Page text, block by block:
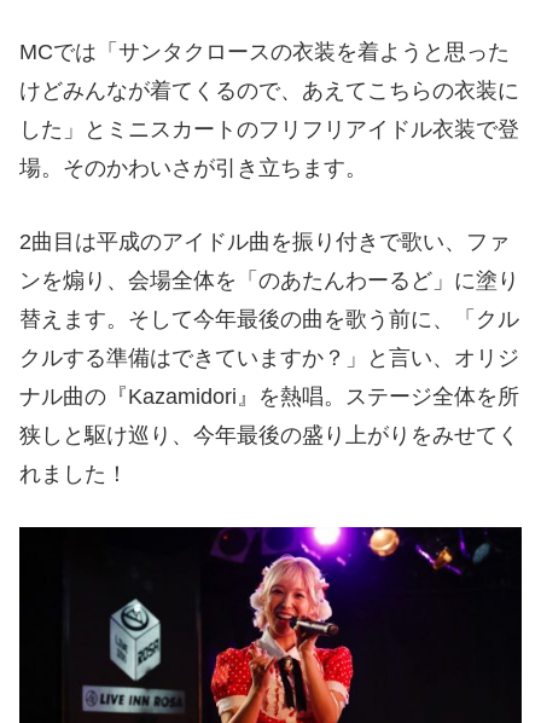
MCでは「サンタクロースの衣装を着ようと思った
けどみんなが着てくるので、あえてこちらの衣装に
した」とミニスカートのフリフリアイドル衣装で登
場。そのかわいさが引き立ちます。
2曲目は平成のアイドル曲を振り付きで歌い、ファ
ンを煽り、会場全体を「のあたんわーるど」に塗り
替えます。そして今年最後の曲を歌う前に、「クル
クルする準備はできていますか？」と言い、オリジ
ナル曲の『Kazamidori』を熱唱。ステージ全体を所
狭しと駆け巡り、今年最後の盛り上がりをみせてく
れました！